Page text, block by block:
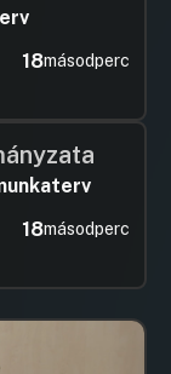
18másodperc
18másodperc